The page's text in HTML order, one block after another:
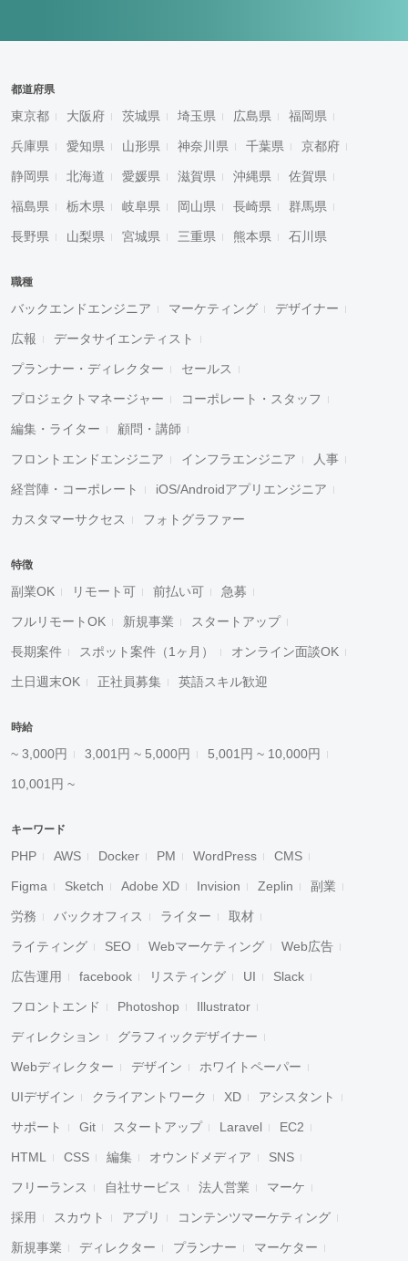
都道府県
東京都 大阪府 茨城県 埼玉県 広島県 福岡県
兵庫県 愛知県 山形県 神奈川県 千葉県 京都府
静岡県 北海道 愛媛県 滋賀県 沖縄県 佐賀県
福島県 栃木県 岐阜県 岡山県 長崎県 群馬県
長野県 山梨県 宮城県 三重県 熊本県 石川県
職種
バックエンドエンジニア マーケティング デザイナー
広報 データサイエンティスト
プランナー・ディレクター セールス
プロジェクトマネージャー コーポレート・スタッフ
編集・ライター 顧問・講師
フロントエンドエンジニア インフラエンジニア 人事
経営陣・コーポレート iOS/Androidアプリエンジニア
カスタマーサクセス フォトグラファー
特徴
副業OK リモート可 前払い可 急募
フルリモートOK 新規事業 スタートアップ
長期案件 スポット案件（1ヶ月） オンライン面談OK
土日週末OK 正社員募集 英語スキル歓迎
時給
~ 3,000円 3,001円 ~ 5,000円 5,001円 ~ 10,000円
10,001円 ~
キーワード
PHP AWS Docker PM WordPress CMS
Figma Sketch Adobe XD Invision Zeplin 副業
労務 バックオフィス ライター 取材
ライティング SEO Webマーケティング Web広告
広告運用 facebook リスティング UI Slack
フロントエンド Photoshop Illustrator
ディレクション グラフィックデザイナー
Webディレクター デザイン ホワイトペーパー
UIデザイン クライアントワーク XD アシスタント
サポート Git スタートアップ Laravel EC2
HTML CSS 編集 オウンドメディア SNS
フリーランス 自社サービス 法人営業 マーケ
採用 スカウト アプリ コンテンツマーケティング
新規事業 ディレクター プランナー マーケター